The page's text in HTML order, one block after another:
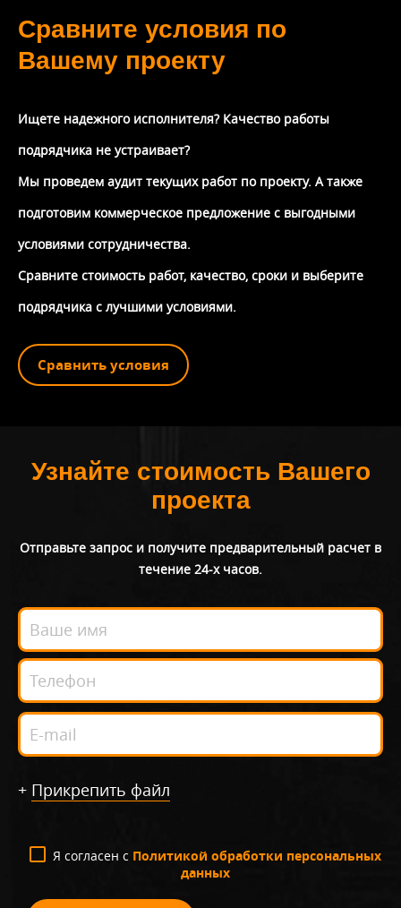
Сравните условия по
Вашему проекту
Ищете надежного исполнителя? Качество работы
подрядчика не устраивает?
Мы проведем аудит текущих работ по проекту. А также
подготовим коммерческое предложение с выгодными
условиями сотрудничества.
Сравните стоимость работ, качество, сроки и выберите
подрядчика с лучшими условиями.
Сравнить условия
Узнайте стоимость Вашего
проекта
Отправьте запрос и получите предварительный расчет в
течение 24-х часов.
+ Прикрепить файл
Я согласен с Политикой обработки персональных
данных